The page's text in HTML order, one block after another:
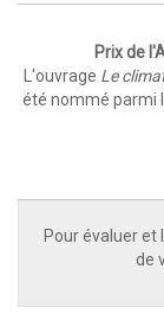
Prix de
L'ouvrage Le
été nommé parmi
Pour évaluer et
de